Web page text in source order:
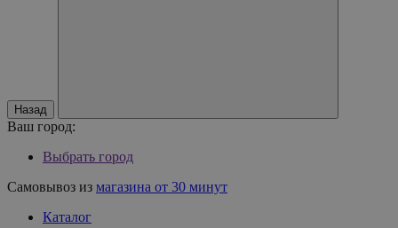
Назад
Ваш город:
Выбрать город
Самовывоз из магазина от 30 минут
Каталог